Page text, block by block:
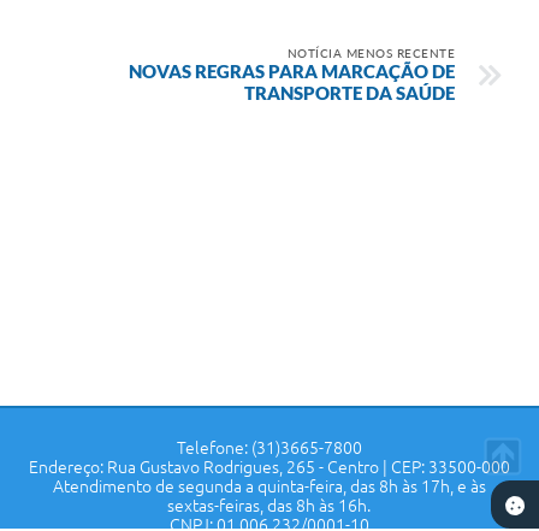
NOTÍCIA MENOS RECENTE
NOVAS REGRAS PARA MARCAÇÃO DE
TRANSPORTE DA SAÚDE
Telefone: (31)3665-7800
Endereço: Rua Gustavo Rodrigues, 265 - Centro | CEP: 33500-000
Atendimento de segunda a quinta-feira, das 8h às 17h, e às
sextas-feiras, das 8h às 16h.
CNPJ: 01.006.232/0001-10